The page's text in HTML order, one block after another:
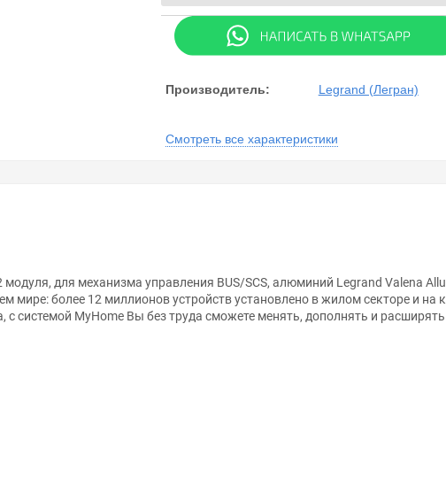
Производитель: Legrand (Легран)
Смотреть все характеристики
для механизма управления BUS/SCS, алюминий Legrand Valena
мире: более 12 миллионов устройств установлено в жилом секторе и на
системой MyHome Вы без труда сможете менять, дополнять и
данном сайте справочная информация о товарах не является офертой,
внешний вид, технические характеристики и комплектацию без
для механизмов BUS/SCS.С символом "GEN-On-Off".2 модуля.Алюминий